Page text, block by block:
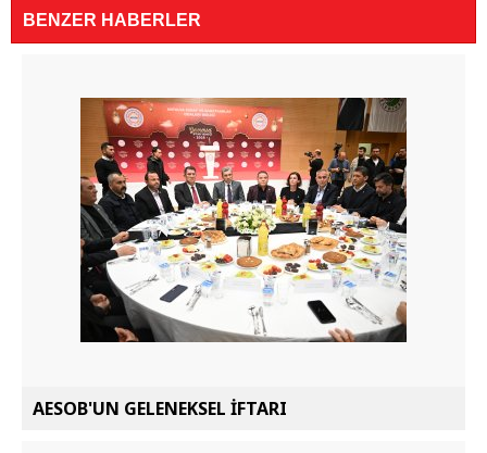
BENZER HABERLER
AESOB'UN GELENEKSEL İFTARI